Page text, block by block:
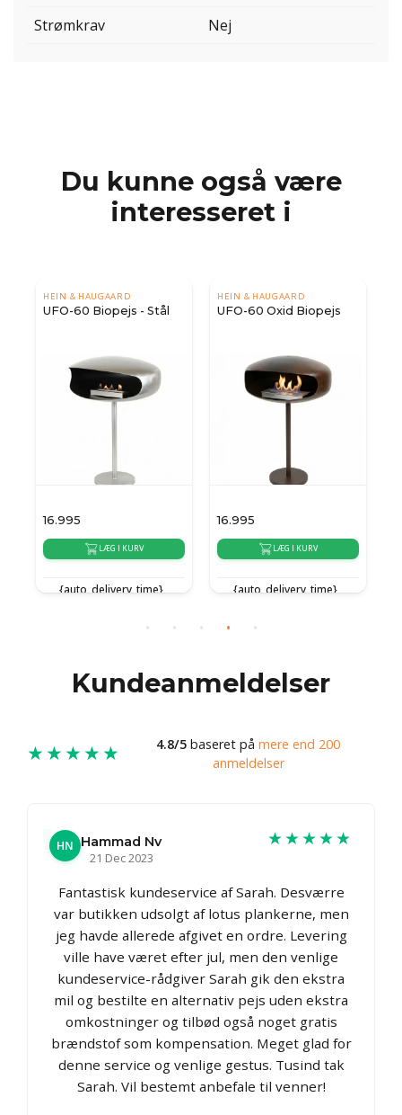
Strømkrav
Nej
Du kunne også være
interesseret i
HEIN & HAUGAARD
UFO-60 Biopejs - Stål
16.995
LÆG I KURV
{auto_delivery_time}
HEIN & HAUGAARD
UFO-60 Oxid Biopejs
16.995
LÆG I KURV
{auto_delivery_time}
Kundeanmeldelser
★★★★★ 4.8/5 baseret på mere end 200
anmeldelser
HN Hammad Nv
21 Dec 2023
★★★★★
Fantastisk kundeservice af Sarah. Desværre
var butikken udsolgt af lotus plankerne, men
jeg havde allerede afgivet en ordre. Levering
ville have været efter jul, men den venlige
kundeservice-rådgiver Sarah gik den ekstra
mil og bestilte en alternativ pejs uden ekstra
omkostninger og tilbød også noget gratis
brændstof som kompensation. Meget glad for
denne service og venlige gestus. Tusind tak
Sarah. Vil bestemt anbefale til venner!